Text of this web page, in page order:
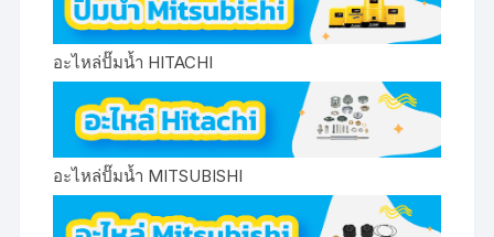
อะไหล่ปั๊มน้ำ HITACHI
อะไหล่ปั๊มน้ำ MITSUBISHI